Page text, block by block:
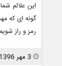
این علائم
گونه ای که
رمز و راز
انتشار
3 مهر 1396